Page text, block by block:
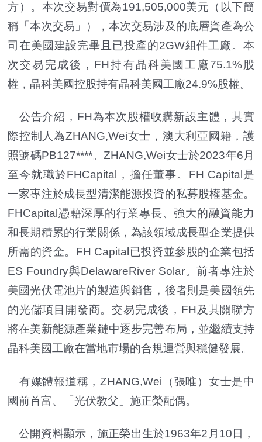
方）。本次交易對價為191,505,000美元（以下簡
稱「本次交易」），本次交易涉及的底層資產為公
司在美國建設完畢且已投產的2GW組件工廠。本
次交易完成後，FH持有晶科美國工廠75.1%股
權，晶科美國控股持有晶科美國工廠24.9%股權。
公告介紹，FH為本次股權收購新設主體，其實
際控制人為ZHANG,Wei女士，澳大利亞國籍，護
照號碼PB127****。ZHANG,Wei女士於2023年6月
至今就職於FHCapital，擔任董事。FH Capital是
一家專注於成長型清潔能源投資的私募股權基金。
FHCapital憑藉深厚的行業專長、強大的融資能力
和長期積累的行業關係，為該領域成長型企業提供
所需的資金。FH Capital已投資並參股的企業包括
ES Foundry與DelawareRiver Solar。前者專注於
美國光伏電池片的製造與銷售，後者則是美國領先
的光儲項目開發商。交易完成後，FH及其關聯方
將在美新能源產業鏈中逐步完善布局，並繼續支持
晶科美國工廠在當地市場的合規運營與穩健發展。
有媒體報道稱，ZHANG,Wei（張唯）女士是中
國前首富、「光伏教父」施正榮配偶。
公開資料顯示，施正榮出生於1963年2月10日，